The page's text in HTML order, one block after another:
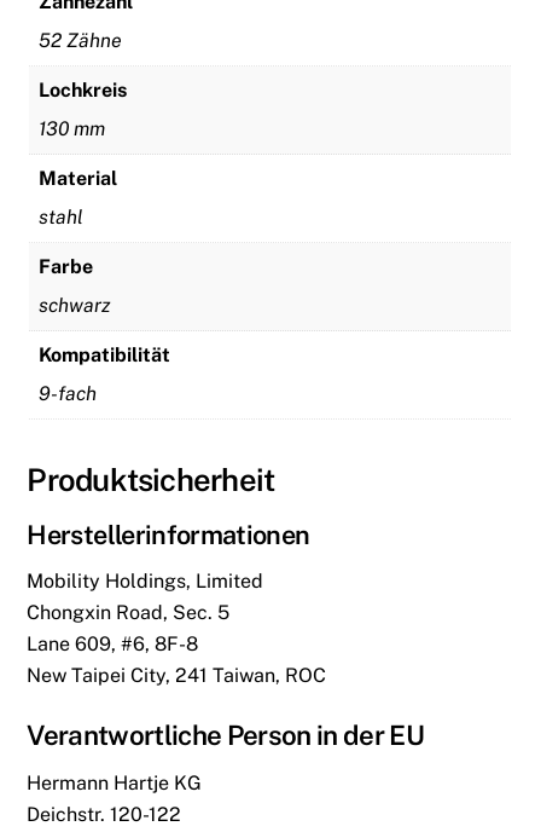
52 Zähne
Lochkreis
130 mm
Material
stahl
Farbe
schwarz
Kompatibilität
9-fach
Produktsicherheit
Herstellerinformationen
Mobility Holdings, Limited
Chongxin Road, Sec. 5
Lane 609, #6, 8F-8
New Taipei City, 241 Taiwan, ROC
Verantwortliche Person in der EU
Hermann Hartje KG
Deichstr. 120-122